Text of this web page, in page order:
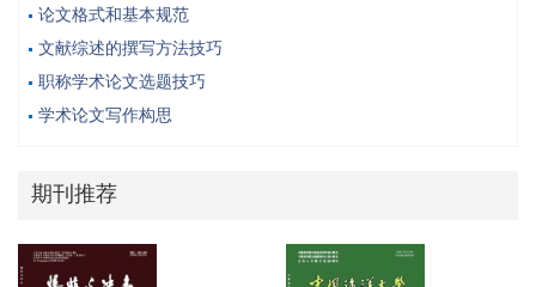
论文格式和基本规范
文献综述的撰写方法技巧
职称学术论文选题技巧
学术论文写作构思
期刊推荐